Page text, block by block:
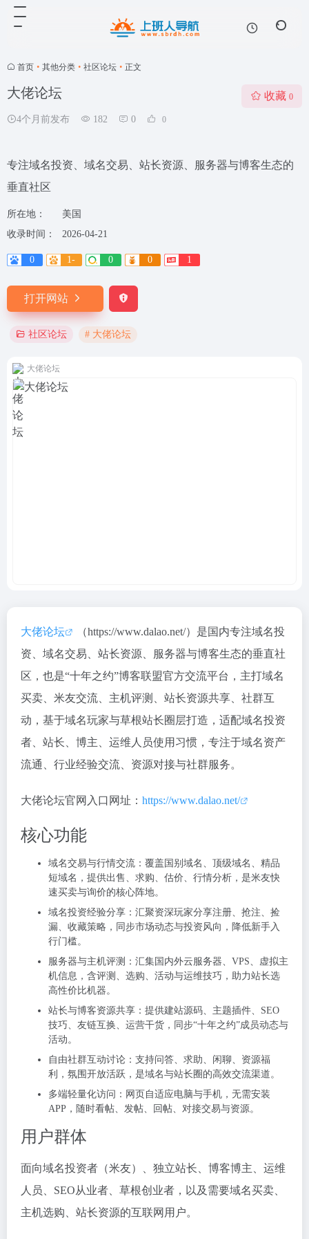
首页 • 其他分类 • 社区论坛 • 正文
大佬论坛
4个月前发布 182 0 0
收藏 0
专注域名投资、域名交易、站长资源、服务器与博客生态的
垂直社区
所在地：
美国
收录时间：
2026-04-21
0 1- 0 0 1
打开网站
社区论坛 # 大佬论坛
大佬论坛
大佬论坛
（https://www.dalao.net/）是国内专注域名投
资、域名交易、站长资源、服务器与博客生态的垂直社
区，也是“十年之约”博客联盟官方交流平台，主打域名
买卖、米友交流、主机评测、站长资源共享、社群互
动，基于域名玩家与草根站长圈层打造，适配域名投资
者、站长、博主、运维人员使用习惯，专注于域名资产
流通、行业经验交流、资源对接与社群服务。
大佬论坛官网入口网址： https://www.dalao.net/
核心功能
域名交易与行情交流：覆盖国别域名、顶级域名、精品
短域名，提供出售、求购、估价、行情分析，是米友快
速买卖与询价的核心阵地。
域名投资经验分享：汇聚资深玩家分享注册、抢注、捡
漏、收藏策略，同步市场动态与投资风向，降低新手入
行门槛。
服务器与主机评测：汇集国内外云服务器、VPS、虚拟主
机信息，含评测、选购、活动与运维技巧，助力站长选
高性价比机器。
站长与博客资源共享：提供建站源码、主题插件、SEO
技巧、友链互换、运营干货，同步“十年之约”成员动态与
活动。
自由社群互动讨论：支持问答、求助、闲聊、资源福
利，氛围开放活跃，是域名与站长圈的高效交流渠道。
多端轻量化访问：网页自适应电脑与手机，无需安装
APP，随时看帖、发帖、回帖、对接交易与资源。
用户群体
面向域名投资者（米友）、独立站长、博客博主、运维
人员、SEO从业者、草根创业者，以及需要域名买卖、
主机选购、站长资源的互联网用户。